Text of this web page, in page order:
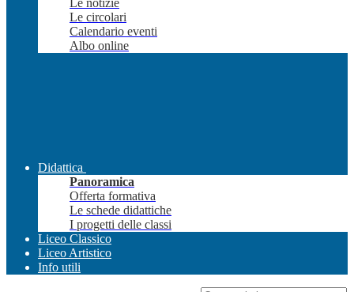
Le notizie
Le circolari
Calendario eventi
Albo online
Didattica
Panoramica
Offerta formativa
Le schede didattiche
I progetti delle classi
Liceo Classico
Liceo Artistico
Info utili